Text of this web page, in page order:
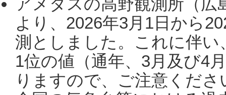
より、2026年3月1日から
測としました。これに伴い
1位の値（通年、3月及び4
りますので、ご注意くだ